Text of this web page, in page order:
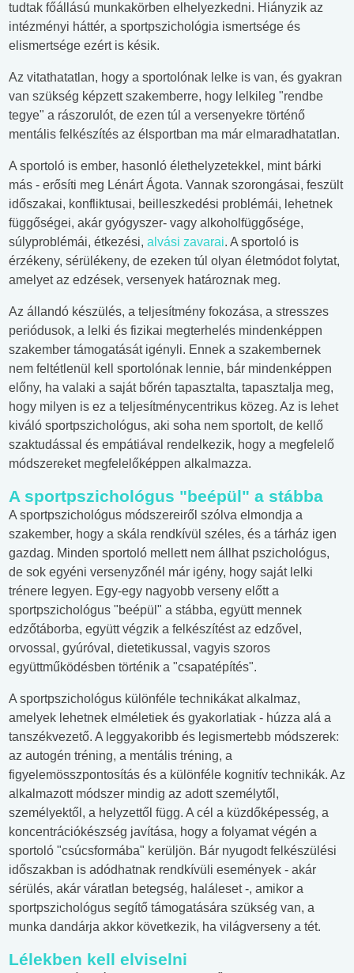
tudtak főállású munkakörben elhelyezkedni. Hiányzik az
intézményi háttér, a sportpszichológia ismertsége és
elismertsége ezért is késik.
Az vitathatatlan, hogy a sportolónak lelke is van, és gyakran
van szükség képzett szakemberre, hogy lelkileg "rendbe
tegye" a rászorulót, de ezen túl a versenyekre történő
mentális felkészítés az élsportban ma már elmaradhatatlan.
A sportoló is ember, hasonló élethelyzetekkel, mint bárki
más - erősíti meg Lénárt Ágota. Vannak szorongásai, feszült
időszakai, konfliktusai, beilleszkedési problémái, lehetnek
függőségei, akár gyógyszer- vagy alkoholfüggősége,
súlyproblémái, étkezési, alvási zavarai. A sportoló is
érzékeny, sérülékeny, de ezeken túl olyan életmódot folytat,
amelyet az edzések, versenyek határoznak meg.
Az állandó készülés, a teljesítmény fokozása, a stresszes
periódusok, a lelki és fizikai megterhelés mindenképpen
szakember támogatását igényli. Ennek a szakembernek
nem feltétlenül kell sportolónak lennie, bár mindenképpen
előny, ha valaki a saját bőrén tapasztalta, tapasztalja meg,
hogy milyen is ez a teljesítménycentrikus közeg. Az is lehet
kiváló sportpszichológus, aki soha nem sportolt, de kellő
szaktudással és empátiával rendelkezik, hogy a megfelelő
módszereket megfelelőképpen alkalmazza.
A sportpszichológus "beépül" a stábba
A sportpszichológus módszereiről szólva elmondja a
szakember, hogy a skála rendkívül széles, és a tárház igen
gazdag. Minden sportoló mellett nem állhat pszichológus,
de sok egyéni versenyzőnél már igény, hogy saját lelki
trénere legyen. Egy-egy nagyobb verseny előtt a
sportpszichológus "beépül" a stábba, együtt mennek
edzőtáborba, együtt végzik a felkészítést az edzővel,
orvossal, gyúróval, dietetikussal, vagyis szoros
együttműködésben történik a "csapatépítés".
A sportpszichológus különféle technikákat alkalmaz,
amelyek lehetnek elméletiek és gyakorlatiak - húzza alá a
tanszékvezető. A leggyakoribb és legismertebb módszerek:
az autogén tréning, a mentális tréning, a
figyelemösszpontosítás és a különféle kognitív technikák. Az
alkalmazott módszer mindig az adott személytől,
személyektől, a helyzettől függ. A cél a küzdőképesség, a
koncentrációkészség javítása, hogy a folyamat végén a
sportoló "csúcsformába" kerüljön. Bár nyugodt felkészülési
időszakban is adódhatnak rendkívüli események - akár
sérülés, akár váratlan betegség, haláleset -, amikor a
sportpszichológus segítő támogatására szükség van, a
munka dandárja akkor következik, ha világverseny a tét.
Lélekben kell elviselni